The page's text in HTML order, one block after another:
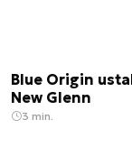
Blue Origin
New Glenn
3 min.